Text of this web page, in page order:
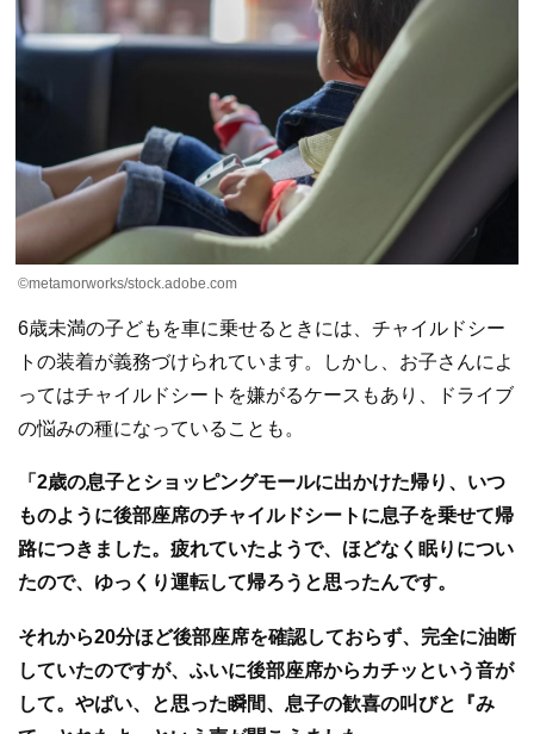
©metamorworks/stock.adobe.com
6歳未満の子どもを車に乗せるときには、チャイルドシー
トの装着が義務づけられています。しかし、お子さんによ
ってはチャイルドシートを嫌がるケースもあり、ドライブ
の悩みの種になっていることも。
「2歳の息子とショッピングモールに出かけた帰り、いつ
ものように後部座席のチャイルドシートに息子を乗せて帰
路につきました。疲れていたようで、ほどなく眠りについ
たので、ゆっくり運転して帰ろうと思ったんです。
それから20分ほど後部座席を確認しておらず、完全に油断
していたのですが、ふいに後部座席からカチッという音が
して。やばい、と思った瞬間、息子の歓喜の叫びと『み